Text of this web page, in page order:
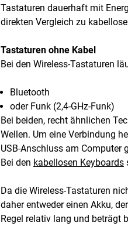
Tastaturen dauerhaft mit
direkten Vergleich zu
Tastaturen ohne Kabel
Bei den Wireless-Tastaturen
Bluetooth
oder Funk (2,4-GHz-Funk)
Bei beiden, recht ähnlichen
Wellen. Um eine Verbindung
USB-Anschluss am Computer
Bei den kabellosen Keyboards
Da die Wireless-Tastaturen
daher entweder einen Akku,
Regel relativ lang und beträgt